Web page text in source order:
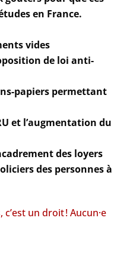
en France.
vides
de loi anti-
papiers permettant
et l’augmentation du
des loyers
des personnes à
un droit ! Aucun·e